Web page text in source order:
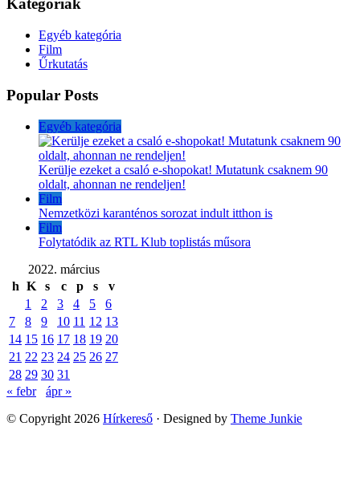
Kategóriák
Egyéb kategória
Film
Űrkutatás
Popular Posts
Egyéb kategória
Kerülje ezeket a csaló e-shopokat! Mutatunk csaknem 90
oldalt, ahonnan ne rendeljen!
Film
Nemzetközi karanténos sorozat indult itthon is
Film
Folytatódik az RTL Klub toplistás műsora
2022. március
h K s c p s
v
1
2 3 4 5
6
7
8 9 10 11 12 13
14 15 16 17 18 19 20
21 22 23 24 25 26 27
28 29 30 31
« febr
ápr »
© Copyright 2026 Hírkereső · Designed by Theme Junkie